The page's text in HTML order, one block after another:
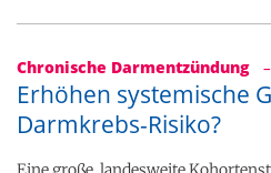
Chronische Darmentzündung
Erhöhen systemische
Darmkrebs-Risiko?